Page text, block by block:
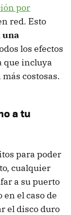
por
red. Esto
una
los efectos
que incluya
costosas.
a tu
para poder
cualquier
a su puerto
en el caso de
el disco duro